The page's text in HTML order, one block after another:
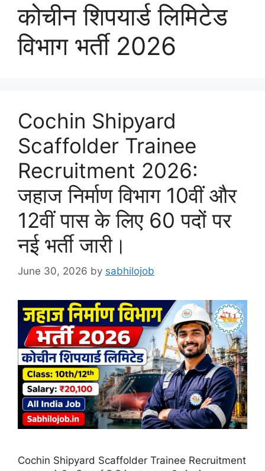
कोचीन शिपयार्ड लिमिटेड
विभाग भर्ती 2026
Cochin Shipyard
Scaffolder Trainee
Recruitment 2026:
जहाज निर्माण विभाग 10वीं और
12वीं पास के लिए 60 पदों पर
नई भर्ती जारी।
June 30, 2026 by sabhilojob
Cochin Shipyard Scaffolder Trainee Recruitment